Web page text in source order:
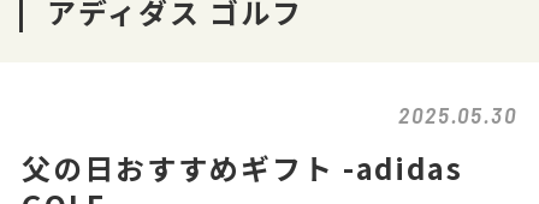
アディダス ゴルフ
2025.05.30
父の日おすすめギフト -adidas